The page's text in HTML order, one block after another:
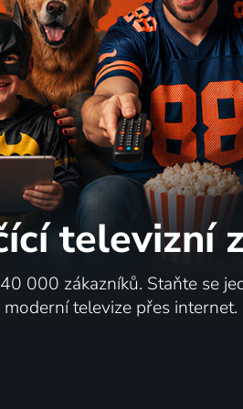
Musashino fujin
1951 | Japonsko | Drama,
televizní
000 zákazníků. Staňte se
televize přes internet.